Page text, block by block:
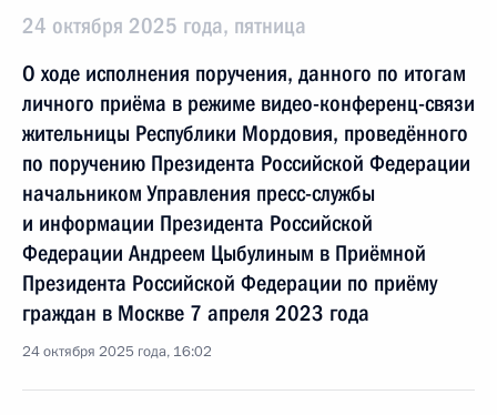
24 октября 2025 года, пятница
О ходе исполнения поручения, данного по итогам
личного приёма в режиме видео-конференц-связи
жительницы Республики Мордовия, проведённого
по поручению Президента Российской Федерации
начальником Управления пресс-службы
и информации Президента Российской
Федерации Андреем Цыбулиным в Приёмной
Президента Российской Федерации по приёму
граждан в Москве 7 апреля 2023 года
24 октября 2025 года, 16:02